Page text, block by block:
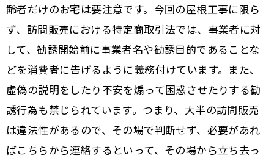
齢者だけのお宅は要注意です。今回の屋根工事に限ら
ず、訪問販売における特定商取引法では、事業者に対
して、勧誘開始前に事業者名や勧誘目的であることな
どを消費者に告げるように義務付けています。また、
虚偽の説明をしたり不安を煽って困惑させたりする勧
誘行為も禁じられています。つまり、大半の訪問販売
は違法性があるので、その場で判断せず、必要があれ
ばこちらから連絡するといって、その場から立ち去っ